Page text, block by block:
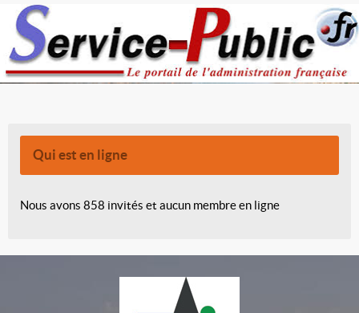
Qui est en ligne
Nous avons 858 invités et aucun membre en ligne